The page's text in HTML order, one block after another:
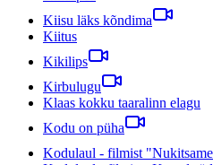
Kiisu läks kõndima
Kiitus
Kikilips
Kirbulugu
Klaas kokku taaralinn elagu
Kodu on püha
Kodulaul - filmist